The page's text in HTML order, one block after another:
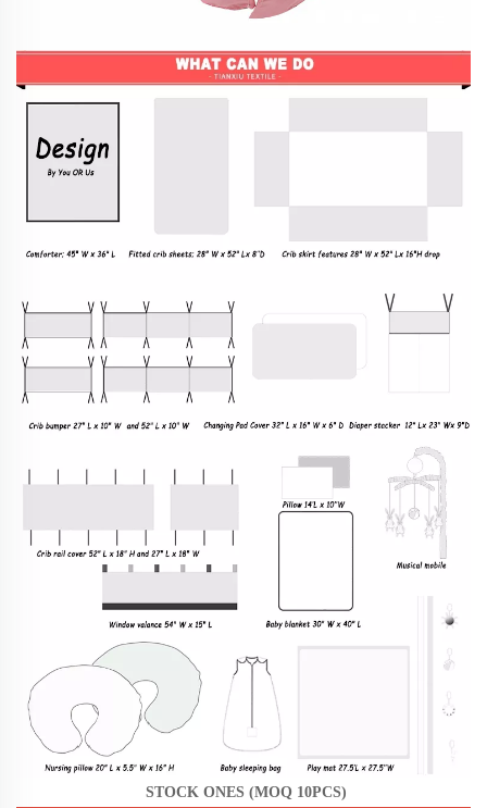
STOCK ONES (MOQ 10PCS)